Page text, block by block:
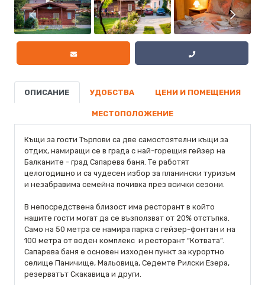
ОПИСАНИЕ УДОБСТВА ЦЕНИ И ПОМЕЩЕНИЯ
МЕСТОПОЛОЖЕНИЕ
Къщи за гости Търпови са две самостоятелни къщи за
отдих, намиращи се в градa с най-горещия гейзер на
Балканите - град Сапарева баня. Те работят
целогодишно и са чудесен избор за планински туризъм
и незабравима семейна почивка през всички сезони.
В непосредствена близост има ресторант в който
нашите гости могат да се възползват от 20% отстъпка.
Само на 50 метра се намира парка с гейзер-фонтан и на
100 метра от воден комплекс и ресторант “Котвата”.
Сапарева баня е основен изходен пункт за курортно
селище Паничище, Мальовица, Седемте Рилски Езера,
резерватът Скакавица и други.